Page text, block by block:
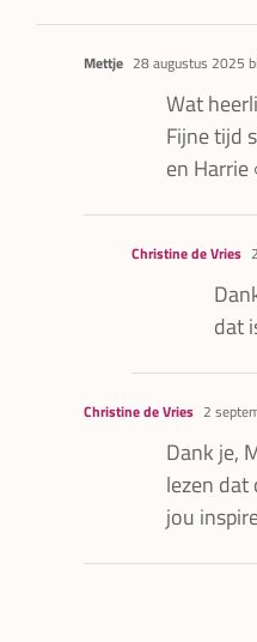
Mettje 28 augustus 2025
Wat
Fijne tijd
en
Christine de Vries
dat
Christine de Vries 2
Dank je,
lezen dat
jou